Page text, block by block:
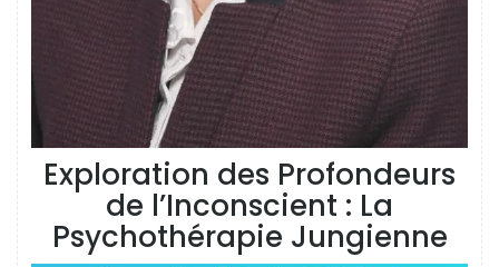
Exploration des Profondeurs
de l’Inconscient : La
Psychothérapie Jungienne